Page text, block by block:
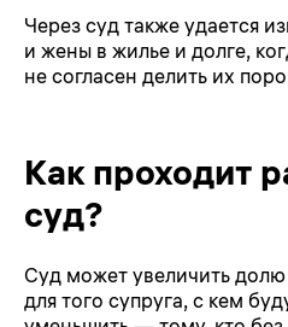
Через суд также удается
и жены в жилье и долге,
не согласен делить их
Как проходит
суд?
Суд может увеличить
для того супруга, с кем